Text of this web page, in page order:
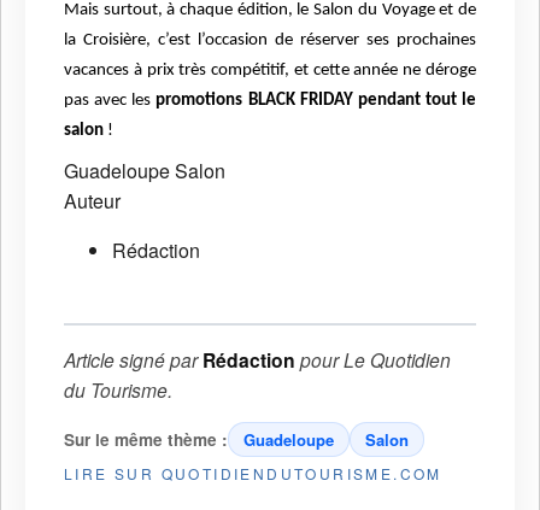
Mais surtout, à chaque édition, le Salon du Voyage et de
la Croisière, c’est l’occasion de réserver ses prochaines
vacances à prix très compétitif, et cette année ne déroge
pas avec lespromotions BLACK FRIDAY pendant tout le
salon !
GuadeloupeSalon
Auteur
Rédaction
Article signé parRédaction pourLe Quotidien
du Tourisme.
Sur le même thème : Guadeloupe Salon
LIRE SUR QUOTIDIENDUTOURISME.COM